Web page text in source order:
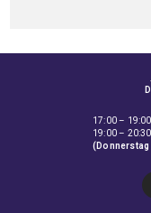
17:00 –
19:00 –
(Donnerstag